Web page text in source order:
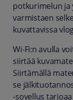
potkurimelun ja
varmistaen
kuvattavissa
Wi-Fi:n avulla
siirtää
Siirtämällä
se
-sovellus